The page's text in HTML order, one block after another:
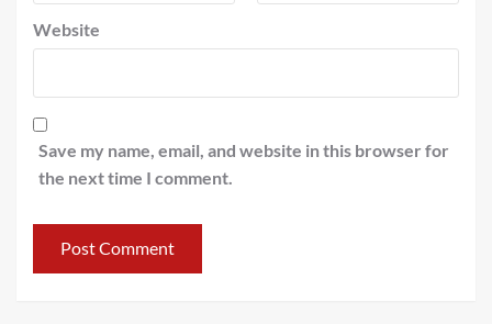
Website
Save my name, email, and website in this browser for
the next time I comment.